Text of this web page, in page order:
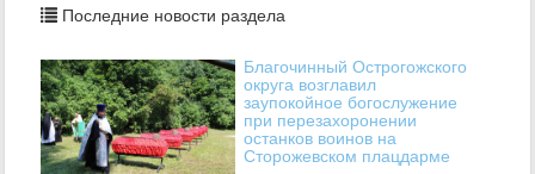
Последние новости раздела
Благочинный Острогожского
округа возглавил
заупокойное богослужение
при перезахоронении
останков воинов на
Сторожевском плацдарме